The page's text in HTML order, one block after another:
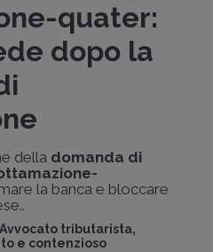
quater:
dopo la
della domanda di
la banca e bloccare
Avvocato tributarista,
e contenzioso